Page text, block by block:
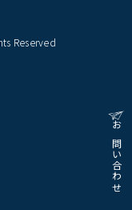
お問い合わせ
Reserved